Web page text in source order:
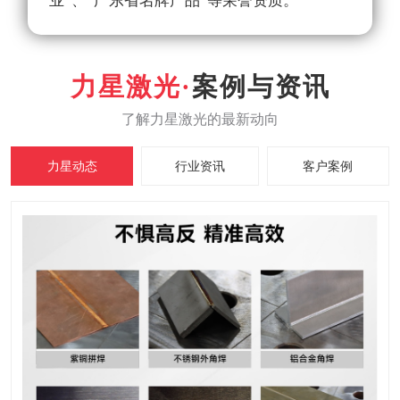
案例与资讯
力星动态 行业资讯 客户案例